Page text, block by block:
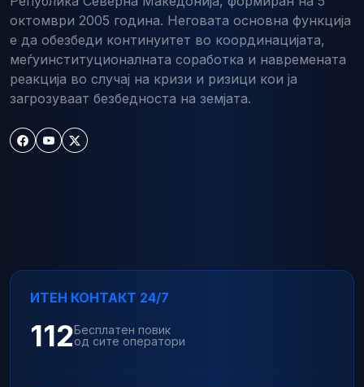
октомври 2005 година. Неговата основна функција
е да обезбеди континуитет во координацијата,
меѓуинституционалната соработка и навремената
реакција во случај на кризи и ризици кои ја
загрозуваат безбедноста на земјата.
ИТЕН КОНТАКТ 24/7
112Бесплатен повик
од сите оператори